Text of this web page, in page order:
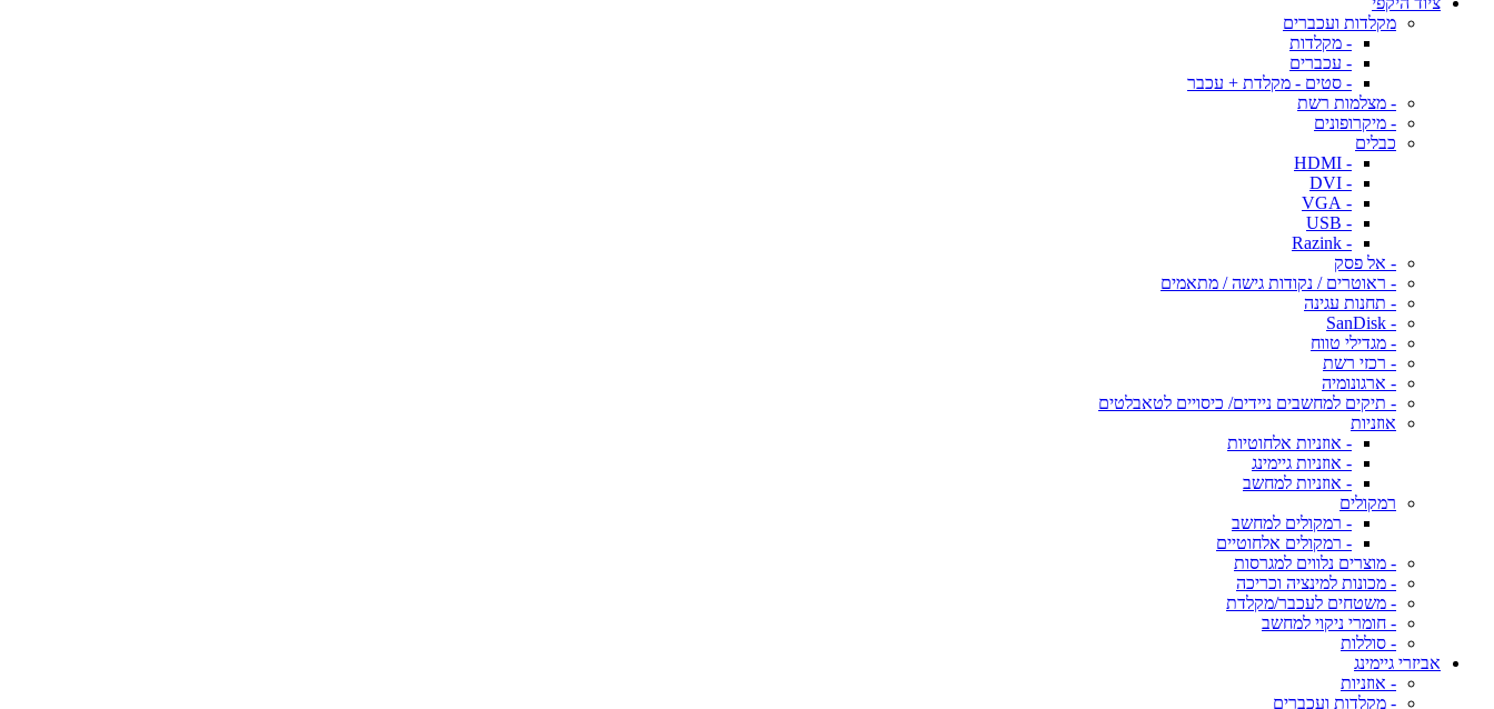
מקלדות ועכברים
- מקלדות
- עכברים
- סטים - מקלדת + עכבר
- מצלמות רשת
- מיקרופונים
כבלים
- HDMI
- DVI
- VGA
- USB
- Razink
- אל פסק
- ראוטרים / נקודות גישה / מתאמים
- תחנות עגינה
- SanDisk
- מגדילי טווח
- רכזי רשת
- ארגונומיה
- תיקים למחשבים ניידים/ כיסויים לטאבלטים
אוזניות
- אוזניות אלחוטיות
- אוזניות גיימינג
- אוזניות למחשב
רמקולים
- רמקולים למחשב
- רמקולים אלחוטיים
- מוצרים נלווים למגרסות
- מכונות למינציה וכריכה
- משטחים לעכבר/מקלדת
- חומרי ניקוי למחשב
- סוללות
אביזרי גיימינג
- אוזניות
- מקלדות ועכברים